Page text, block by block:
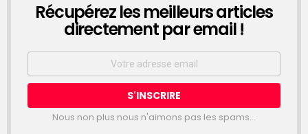
NEWSLETTER
Récupérez les meilleurs articles
directement par email !
Email
Nous non plus nous n'aimons pas les spams...